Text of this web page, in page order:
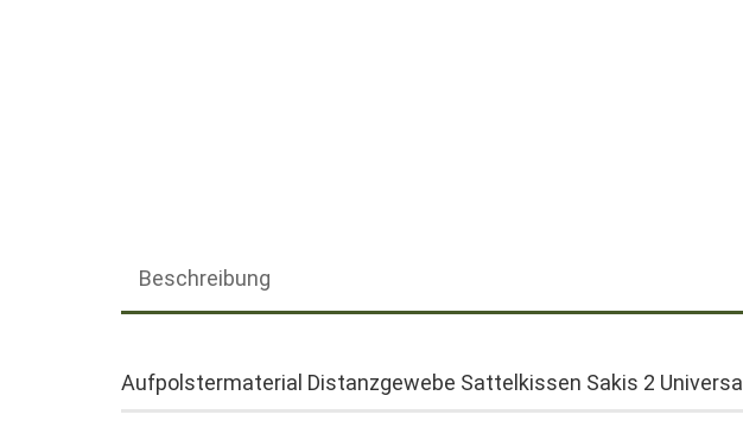
Beschreibung
Aufpolstermaterial Distanzgewebe Sattelkissen Sakis 2 Universal